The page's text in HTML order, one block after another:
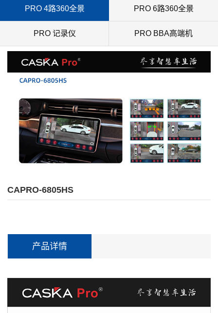
PRO 4路360全景 PRO 6路360全景
PRO 记录仪 PRO BBA高端机
CAPRO-6805HS
产品详情